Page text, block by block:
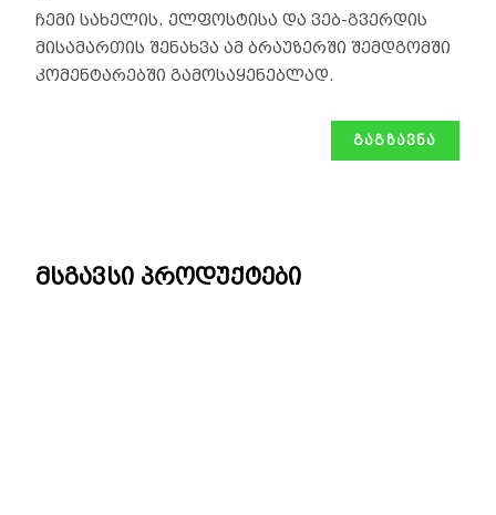
ჩემი სახელის. ელფოსტისა და ვებ-გვერდის
მისამართის შენახვა ამ ბრაუზერში შემდგომში
კომენტარებში გამოსაყენებლად.
მსგავსი პროდუქტები